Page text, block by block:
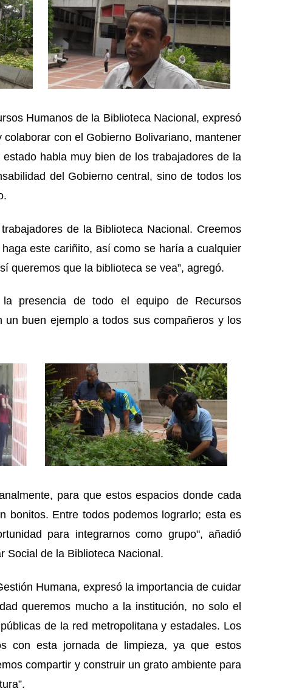
Humanos de la Biblioteca Nacional, expresó
con el Gobierno Bolivariano, mantener
habla muy bien de los trabajadores de la
del Gobierno central, sino de todos los
de la Biblioteca Nacional. Creemos
este cariñito, así como se haría a cualquier
queremos que la biblioteca se vea”, agregó.
presencia de todo el equipo de Recursos
buen ejemplo a todos sus compañeros y los
para que estos espacios donde cada
bonitos. Entre todos podemos lograrlo; esta es
para integrarnos como grupo", añadió
Social de la Biblioteca Nacional.
Humana, expresó la importancia de cuidar
queremos mucho a la institución, no solo el
de la red metropolitana y estadales. Los
con esta jornada de limpieza, ya que estos
compartir y construir un grato ambiente para